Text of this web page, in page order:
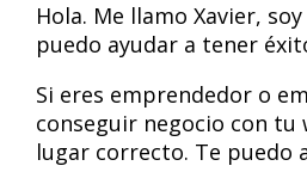
Hola. Me llamo Xavier,
puedo ayudar a tener
Si eres emprendedor o
conseguir negocio con tu
lugar correcto. Te puedo